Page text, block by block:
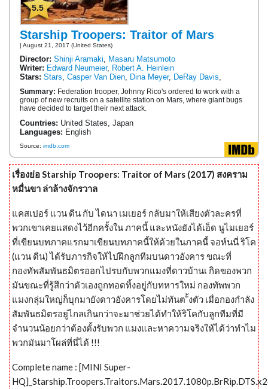
5.5
Starship Troopers: Traitor of Mars
| August 21, 2017 (United States)
Director: Shinji Aramaki
Masaru Matsumoto
Writer: Edward Neumeier, Robert A. Heinlein
Stars: Stars Casper Van Dien Dina Meyer, DeRay Davis
Summary: Federation trooper, Johnny Rico's ordered to work with a
group of new recruits on a satellite station on Mars, where giant bugs
have decided to target their next attack.
Countries: United States, Japan
Languages: English
Source: imdb.com
เรื่องย่อ Starship Troopers: Traitor of Mars (2017) สงคราม
หมื่นขา ล่าล้างจักรวาล
แคสเปอร์ แวน ดีน กับ ไดนา เมเยอร์ กลับมาให้เสียงตัวละครที่
พวกเขาเคยแสดงไว้อีกครั้งใน ภาคนี้ และหนังยังได้เอ็ด นูไมเยอร์
ที่เขียนบทภาคแรกมาเขียนบทภาคนี้ให้ด้วยในภาคนี้ จอห์นนี่ ริโค
(แวน ดีน) ได้รับภารกิจให้ไปฝึกลูกทีมบนดาวอังคาร ขณะที่
กองทัพสัมพันธมิตรออกไปรบกับพวกแมงที่ดาวบ้านเ กิดของพวก
มันขณะที่รู้สึกว่าตัวเองถูกทอดทิ้งอยู่กับทหารใหม่ กองทัพพวก
แมงกลุ่มใหญ่ก็บุกมายังดาวอังคารโดยไม่ทันต ั้งตัว เมื่อกองกำลัง
สัมพันธมิตรอยู่ไกลเกินกว่าจะมาช่วยได้ทำให้ริโคกับลูกทีมที่มี
จำนวนน้อยกว่าต้องตั้งรับพวก แมงและหาความจริงให้ได้ว่าทำไม
พวกมันมาโผล่ที่นี่ได้ !!!
Complete name : [MINI Super-